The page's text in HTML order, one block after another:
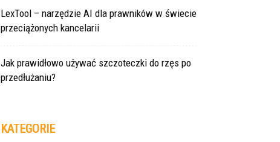
LexTool – narzędzie AI dla prawników w świecie
przeciążonych kancelarii
Jak prawidłowo używać szczoteczki do rzęs po
przedłużaniu?
KATEGORIE